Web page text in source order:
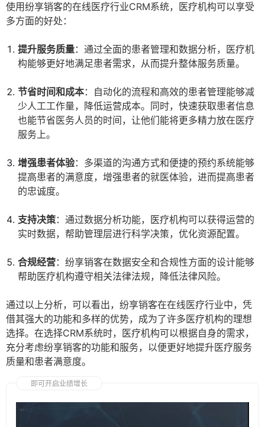
使用纷享销客的在线医疗行业CRM系统，医疗机构可以享受
多方面的好处：
提升服务质量：通过全面的患者管理和数据分析，医疗机
构能够更好地满足患者需求，从而提升整体服务质量。
节省时间和成本：自动化的流程和高效的患者管理能够减
少人工工作量，降低运营成本。同时，快速获取患者信息
也能节省医务人员的时间，让他们能将更多精力放在医疗
服务上。
增强患者体验：多渠道的沟通方式和便捷的预约系统能够
提高患者的满意度，增强患者的就医体验，进而提高患者
的忠诚度。
支持决策：通过数据分析功能，医疗机构可以获得运营的
实时数据，帮助管理层进行科学决策，优化资源配置。
合规经营：纷享销客在数据安全和合规性方面的设计能够
帮助医疗机构遵守相关法律法规，降低法律风险。
通过以上分析，可以看出，纷享销客在在线医疗行业中，凭
借其强大的功能和多样的优势，成为了许多医疗机构的理想
选择。在选择CRM系统时，医疗机构可以根据自身的需求，
充分考虑纷享销客的功能和服务，以便更好地提升医疗服务
质量和患者满意度。
即可开启业绩增长